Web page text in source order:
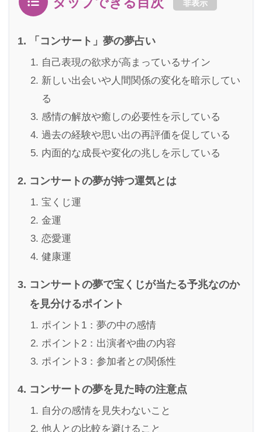
非表示
「コンサート」夢の夢占い
自己表現の欲求が高まっているサイン
新しい出会いや人間関係の変化を暗示してい
る
感情の解放や癒しの必要性を示している
過去の経験や思い出の再評価を促している
内面的な成長や変化の兆しを示している
コンサートの夢が持つ運気とは
宝くじ運
金運
恋愛運
健康運
コンサートの夢で宝くじが当たる予兆なのか
を見分けるポイント
ポイント1：夢の中の感情
ポイント2：出演者や曲の内容
ポイント3：参加者との関係性
コンサートの夢を見た時の注意点
自分の感情を見失わないこと
他人との比較を避けること